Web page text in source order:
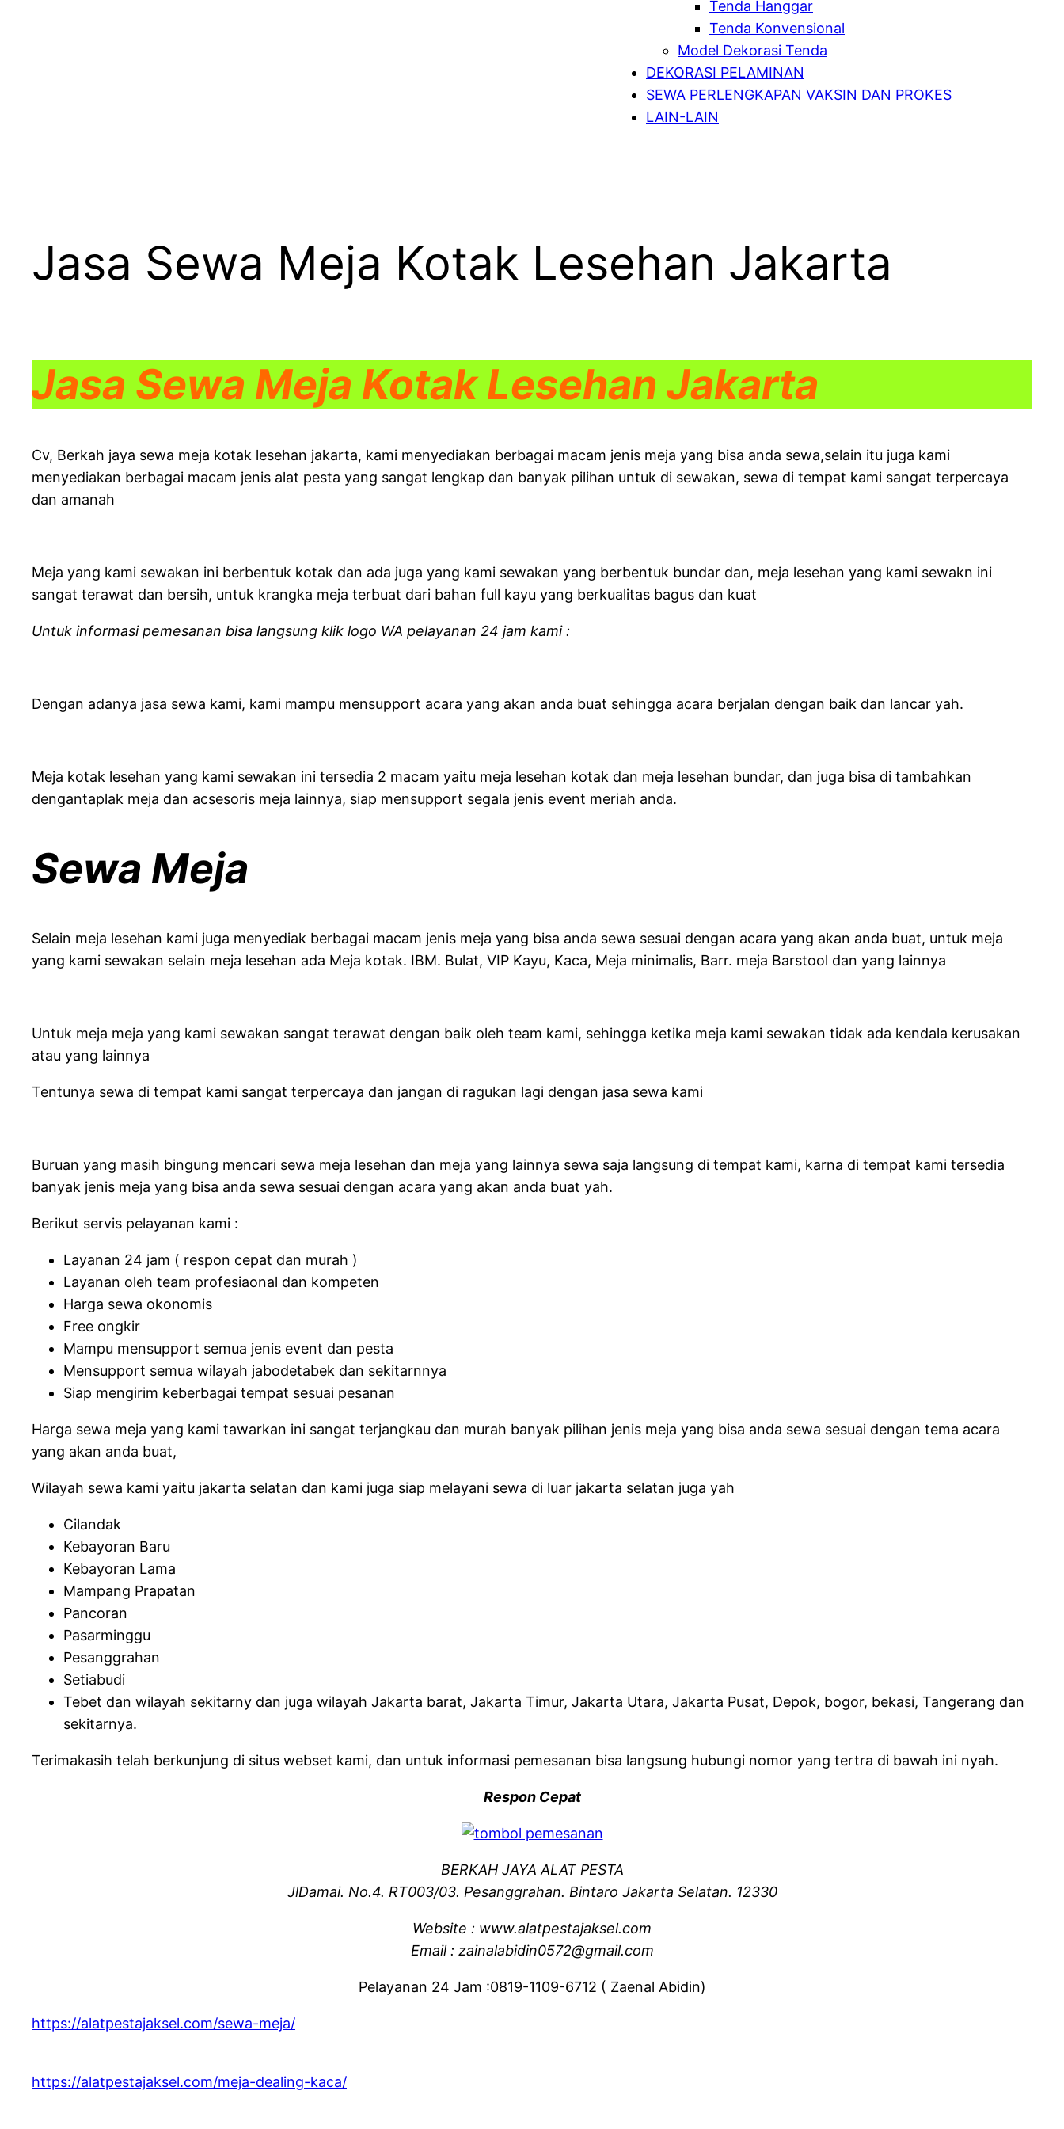
Tenda Hanggar
Tenda Konvensional
Model Dekorasi Tenda
DEKORASI PELAMINAN
SEWA PERLENGKAPAN VAKSIN DAN PROKES
LAIN-LAIN
Jasa Sewa Meja Kotak Lesehan Jakarta
Jasa Sewa Meja Kotak Lesehan Jakarta
Cv, Berkah jaya sewa meja kotak lesehan jakarta, kami menyediakan berbagai macam jenis meja yang bisa anda sewa,selain itu juga kami
menyediakan berbagai macam jenis alat pesta yang sangat lengkap dan banyak pilihan untuk di sewakan, sewa di tempat kami sangat terpercaya
dan amanah
Meja yang kami sewakan ini berbentuk kotak dan ada juga yang kami sewakan yang berbentuk bundar dan, meja lesehan yang kami sewakn ini
sangat terawat dan bersih, untuk krangka meja terbuat dari bahan full kayu yang berkualitas bagus dan kuat
Untuk informasi pemesanan bisa langsung klik logo WA pelayanan 24 jam kami :
Dengan adanya jasa sewa kami, kami mampu mensupport acara yang akan anda buat sehingga acara berjalan dengan baik dan lancar yah.
Meja kotak lesehan yang kami sewakan ini tersedia 2 macam yaitu meja lesehan kotak dan meja lesehan bundar, dan juga bisa di tambahkan
dengantaplak meja dan acsesoris meja lainnya, siap mensupport segala jenis event meriah anda.
Sewa Meja
Selain meja lesehan kami juga menyediak berbagai macam jenis meja yang bisa anda sewa sesuai dengan acara yang akan anda buat, untuk meja
yang kami sewakan selain meja lesehan ada Meja kotak. IBM. Bulat, VIP Kayu, Kaca, Meja minimalis, Barr. meja Barstool dan yang lainnya
Untuk meja meja yang kami sewakan sangat terawat dengan baik oleh team kami, sehingga ketika meja kami sewakan tidak ada kendala kerusakan
atau yang lainnya
Tentunya sewa di tempat kami sangat terpercaya dan jangan di ragukan lagi dengan jasa sewa kami
Buruan yang masih bingung mencari sewa meja lesehan dan meja yang lainnya sewa saja langsung di tempat kami, karna di tempat kami tersedia
banyak jenis meja yang bisa anda sewa sesuai dengan acara yang akan anda buat yah.
Berikut servis pelayanan kami :
Layanan 24 jam ( respon cepat dan murah )
Layanan oleh team profesiaonal dan kompeten
Harga sewa okonomis
Free ongkir
Mampu mensupport semua jenis event dan pesta
Mensupport semua wilayah jabodetabek dan sekitarnnya
Siap mengirim keberbagai tempat sesuai pesanan
Harga sewa meja yang kami tawarkan ini sangat terjangkau dan murah banyak pilihan jenis meja yang bisa anda sewa sesuai dengan tema acara
yang akan anda buat,
Wilayah sewa kami yaitu jakarta selatan dan kami juga siap melayani sewa di luar jakarta selatan juga yah
Cilandak
Kebayoran Baru
Kebayoran Lama
Mampang Prapatan
Pancoran
Pasarminggu
Pesanggrahan
Setiabudi
Tebet dan wilayah sekitarny dan juga wilayah Jakarta barat, Jakarta Timur, Jakarta Utara, Jakarta Pusat, Depok, bogor, bekasi, Tangerang dan
sekitarnya.
Terimakasih telah berkunjung di situs webset kami, dan untuk informasi pemesanan bisa langsung hubungi nomor yang tertra di bawah ini nyah.
Respon Cepat
BERKAH JAYA ALAT PESTA
JlDamai. No.4. RT003/03. Pesanggrahan. Bintaro Jakarta Selatan. 12330
Website : www.alatpestajaksel.com
Email : zainalabidin0572@gmail.com
Pelayanan 24 Jam :0819-1109-6712 ( Zaenal Abidin)
https://alatpestajaksel.com/sewa-meja/
https://alatpestajaksel.com/meja-dealing-kaca/